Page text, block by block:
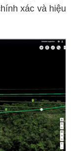
xác và hiệu